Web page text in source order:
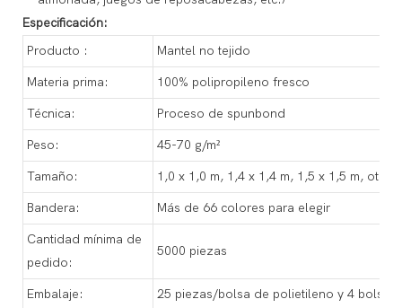
Especificación:
Producto :
Mantel no tejido
Materia prima: 100% polipropileno fresco
Técnica: Proceso de spunbond
Peso: 45-70 g/m²
Tamaño: 1,0 x 1,0 m, 1,4 x 1,4 m, 1,5 x 1,5 m, otros
Bandera: Más de 66 colores para elegir
Cantidad mínima de
pedido:
5000 piezas
Embalaje: 25 piezas/bolsa de polietileno y 4